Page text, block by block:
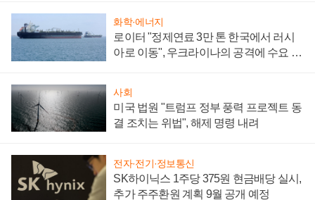
화학·에너지
로이터 "정제연료 3만 톤 한국에서 러시
아로 이동", 우크라이나의 공격에 수요 늘
사회
미국 법원 "트럼프 정부 풍력 프로젝트 동
결 조치는 위법", 해제 명령 내려
전자·전기·정보통신
SK하이닉스 1주당 375원 현금배당 실시,
추가 주주환원 계획 9월 공개 예정